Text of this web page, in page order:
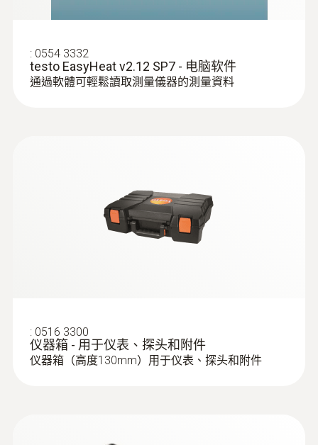
:0600 9762
模块化烟气探头 - 探针套管180 mm、耐
温500 °C 的集成式热电偶
:0600 9763
模块化烟气探头，300 mm，Ø 6 mm，
: 0554 3332
testo EasyHeat v2.12 SP7 - 电脑软件
通過軟體可輕鬆讀取測量儀器的測量資料
: 0516 3300
仪器箱 - 用于仪表、探头和附件
仪器箱（高度130mm）用于仪表、探头和附件